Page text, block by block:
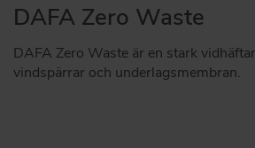
DAFA Zero Waste
DAFA Zero Waste är en stark
vindspärrar och underlagsmembran.